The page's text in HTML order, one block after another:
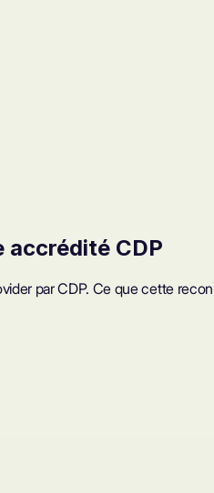
CDP
par CDP. Ce que cette